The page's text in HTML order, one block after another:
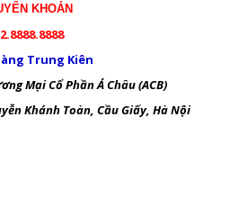
KHOẢN
Trung Kiên
Mại Cổ Phần Á Châu (ACB)
Khánh Toàn, Cầu Giấy, Hà Nội